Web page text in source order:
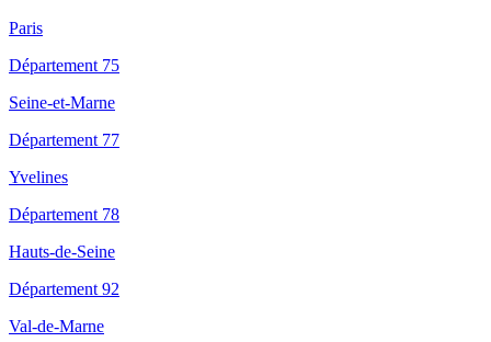
Paris
Département 75
Seine-et-Marne
Département 77
Yvelines
Département 78
Hauts-de-Seine
Département 92
Val-de-Marne